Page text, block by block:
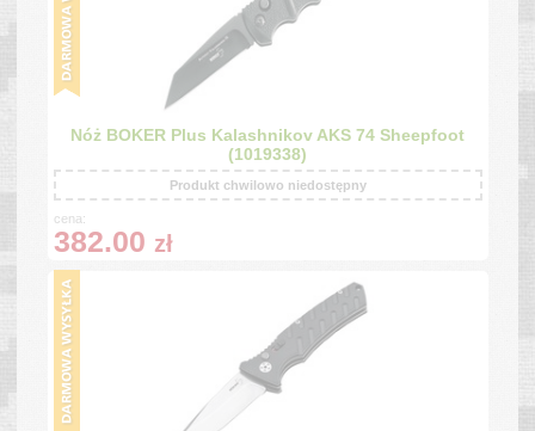
Nóż BOKER Plus Kalashnikov AKS 74 Sheepfoot
(1019338)
Produkt chwilowo niedostępny
cena:
382.00 zł